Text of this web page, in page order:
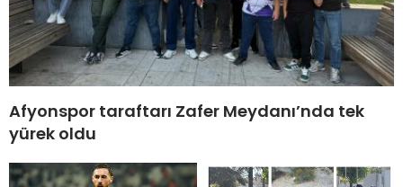
Afyonspor taraftarı Zafer Meydanı’nda tek
yürek oldu